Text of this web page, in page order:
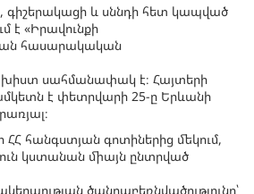
և սննդի հետ կապված
է «Իրավունքի
հասարակական
խիստ սահմանափակ է։ Հայտերի
է փետրվարի 25-ը Երևանի
հանգստյան գոտիներից մեկում,
կստանան միայն ընտրված
ծանրաբեռնվածությունը՝